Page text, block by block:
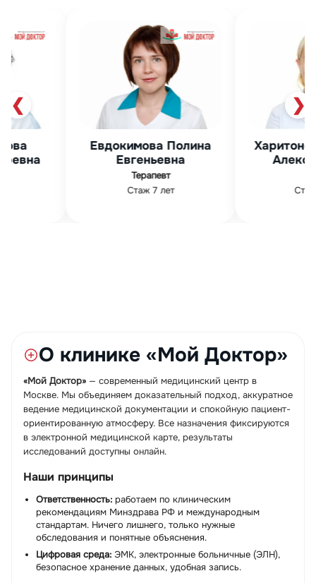
❮
Харитонова Светлана
Александровна
Стаж 16 лет
Мурза
Стаж 19 лет
❯
О клинике «Мой Доктор»
«Мой Доктор» — современный медицинский центр в
Москве. Мы объединяем доказательный подход, аккуратное
ведение медицинской документации и спокойную пациент-
ориентированную атмосферу. Все назначения фиксируются
в электронной медицинской карте, результаты
исследований доступны онлайн.
Наши принципы
Ответственность: работаем по клиническим
рекомендациям Минздрава РФ и международным
стандартам. Ничего лишнего, только нужные
обследования и понятные объяснения.
Цифровая среда: ЭМК, электронные больничные (ЭЛН),
безопасное хранение данных, удобная запись.